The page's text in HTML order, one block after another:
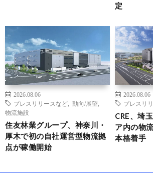
定
2026.08.06
プレスリリースなど
動向/展望
物流施設
住友林業グループ、神奈川・
厚木で初の自社運営型物流拠
点が稼働開始
2026.08.06
プレスリ
CRE、埼
ア内の物
本格着手